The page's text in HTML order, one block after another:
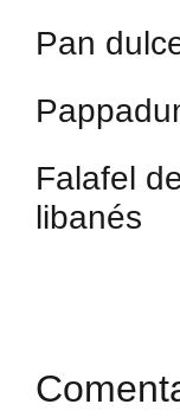
Pan
Falafel
libanés